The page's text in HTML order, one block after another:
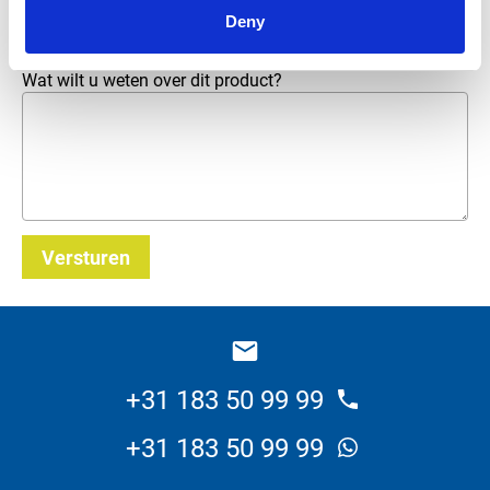
Deny
Wat wilt u weten over dit product?
Versturen
+31 183 50 99 99
+31 183 50 99 99